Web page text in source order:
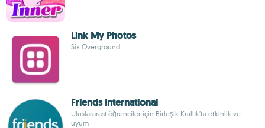
Link My Photos
Six Overground
Friends International
Uluslararası öğrenciler için Birleşik Krallık’ta etkinlik ve
uyum